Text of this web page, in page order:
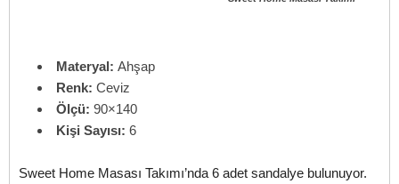
Materyal: Ahşap
Renk: Ceviz
Ölçü: 90×140
Kişi Sayısı: 6
Sweet Home Masası Takımı’nda 6 adet sandalye bulunuyor.